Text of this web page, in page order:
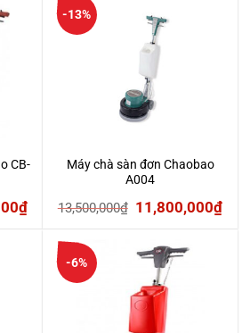
CB-
₫Giá
hiện
-13%
Máy chà sàn đơn Chaobao
A004
13,500,000₫ Giá
gốc
là:
13,500,000₫.
11,800,000₫
-6%